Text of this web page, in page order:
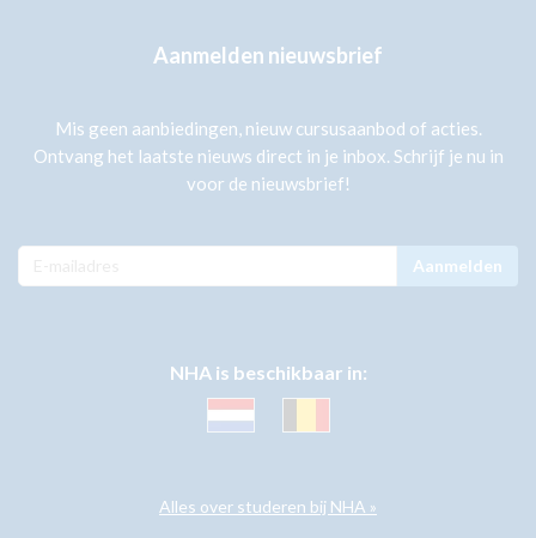
Aanmelden nieuwsbrief
Mis geen aanbiedingen, nieuw cursusaanbod of acties.
Ontvang het laatste nieuws direct in je inbox. Schrijf je nu in
voor de nieuwsbrief!
Aanmelden
NHA is beschikbaar in:
Alles over studeren bij NHA »